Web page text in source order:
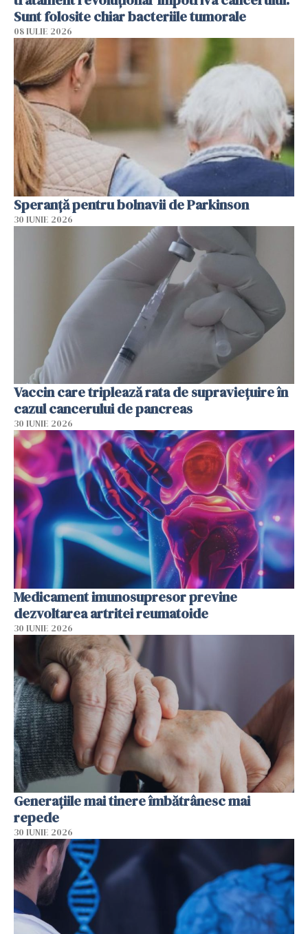
Sunt folosite chiar bacteriile tumorale
08 IULIE 2026
Speranță pentru bolnavii de Parkinson
30 IUNIE 2026
Vaccin care triplează rata de supraviețuire în
cazul cancerului de pancreas
30 IUNIE 2026
Medicament imunosupresor previne
dezvoltarea artritei reumatoide
30 IUNIE 2026
Generațiile mai tinere îmbătrânesc mai
repede
30 IUNIE 2026